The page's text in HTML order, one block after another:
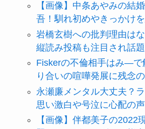
【画像】中条あやみの結
吾！馴れ初めやきっかけ
岩橋玄樹への批判理由は
縦読み投稿も注目され話題
Fiskerの不倫相手はみ―で
り合いの喧嘩発展に残念
永瀬廉メンタル大丈夫？
思い激白や号泣に心配の声
【画像】伴都美子の2022